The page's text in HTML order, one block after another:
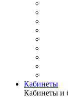
Кабинеты
Кабинеты и